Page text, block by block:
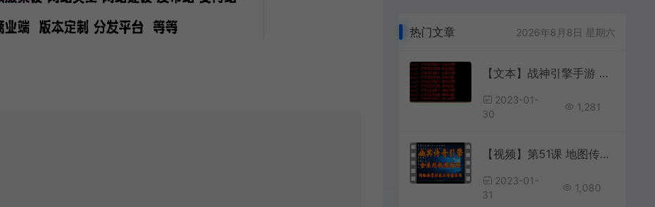
热门文章 2026年8月8日 星期六
【文本】战神引擎手游 关于战神引擎启动M2 报抽取概率失败 不存在天赐 钥匙等修复方法
2023-01-
30
1,281
【视频】第51课 地图传送口设置方式(多元化地图对接)
2023-01-
31
1,080